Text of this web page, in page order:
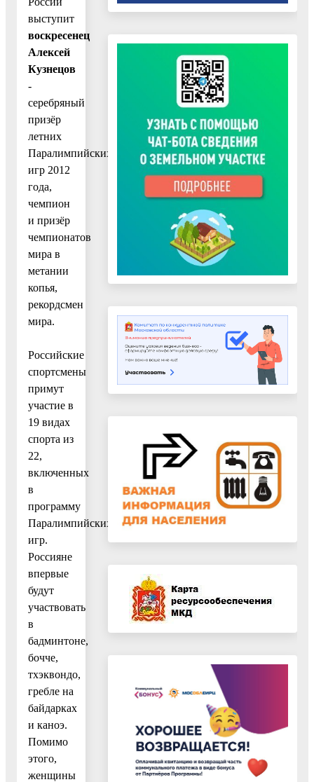
выступит
воскресенец
Алексей
Кузнецов
-
серебряный
призёр
летних
Паралимпийских
игр 2012
года,
чемпион
и призёр
чемпионатов
мира в
метании
копья,
рекордсмен
мира.
Российские
спортсмены
примут
участие в
19 видах
спорта из
22,
включенных
в
программу
Паралимпийских
игр.
Россияне
впервые
будут
участвовать
в
бадминтоне,
бочче,
тхэквондо,
гребле на
байдарках
и каноэ.
Помимо
этого,
женщины